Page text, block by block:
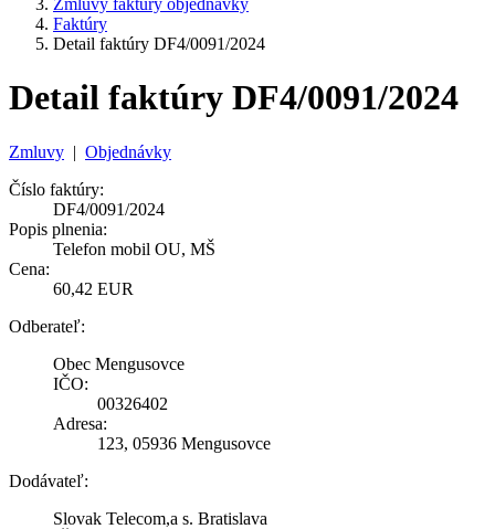
Zmluvy faktúry objednávky
Faktúry
Detail faktúry DF4/0091/2024
Detail faktúry DF4/0091/2024
Zmluvy | Objednávky
Číslo faktúry:
DF4/0091/2024
Popis plnenia:
Telefon mobil OU, MŠ
Cena:
60,42 EUR
Odberateľ:
Obec Mengusovce
IČO:
00326402
Adresa:
123, 05936 Mengusovce
Dodávateľ:
Slovak Telecom,a s. Bratislava